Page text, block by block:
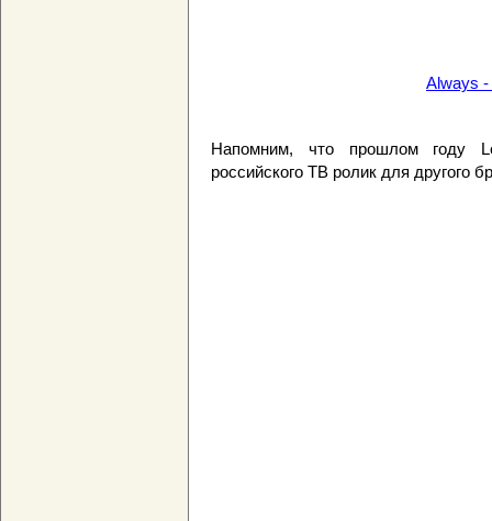
Always
Напомним, что прошлом году
российского ТВ ролик для другого